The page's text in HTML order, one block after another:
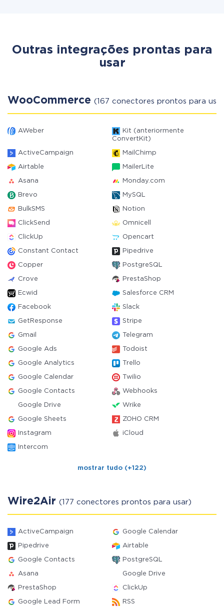
Outras integrações prontas para
usar
WooCommerce (167 conectores prontos para
AWeber
Kit (anteriormente
ConvertKit)
ActiveCampaign MailChimp
Airtable MailerLite
Asana Monday.com
Brevo MySQL
BulkSMS Notion
ClickSend Omnicell
ClickUp Opencart
Constant Contact Pipedrive
Copper PostgreSQL
Crove PrestaShop
Ecwid Salesforce CRM
Facebook Slack
GetResponse Stripe
Gmail Telegram
Google Ads Todoist
Google Analytics Trello
Google Calendar Twilio
Google Contacts Webhooks
Google Drive Wrike
Google Sheets ZOHO CRM
Instagram iCloud
Intercom
mostrar tudo (+122)
Wire2Air (177 conectores prontos para usar)
ActiveCampaign Google Calendar
Pipedrive Airtable
Google Contacts PostgreSQL
Asana Google Drive
PrestaShop ClickUp
Google Lead Form RSS